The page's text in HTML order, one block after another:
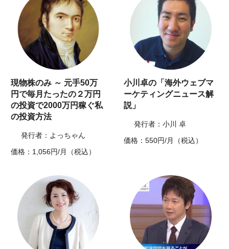
現物株のみ ～ 元手50万
円で毎月たったの２万円
の投資で2000万円稼ぐ私
の投資方法
発行者：よっちゃん
価格：1,056円/月（税込）
小川卓の「海外ウェブマ
ーケティングニュース解
説」
発行者：小川 卓
価格：550円/月（税込）